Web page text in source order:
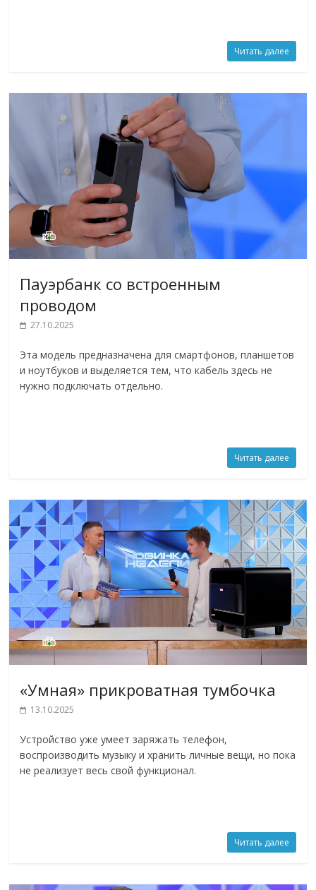
Читать далее
Пауэрбанк со встроенным
проводом
27.10.2025
Эта модель предназначена для смартфонов, планшетов
и ноутбуков и выделяется тем, что кабель здесь не
нужно подключать отдельно.
Читать далее
«Умная» прикроватная тумбочка
13.10.2025
Устройство уже умеет заряжать телефон,
воспроизводить музыку и хранить личные вещи, но пока
не реализует весь свой функционал.
Читать далее